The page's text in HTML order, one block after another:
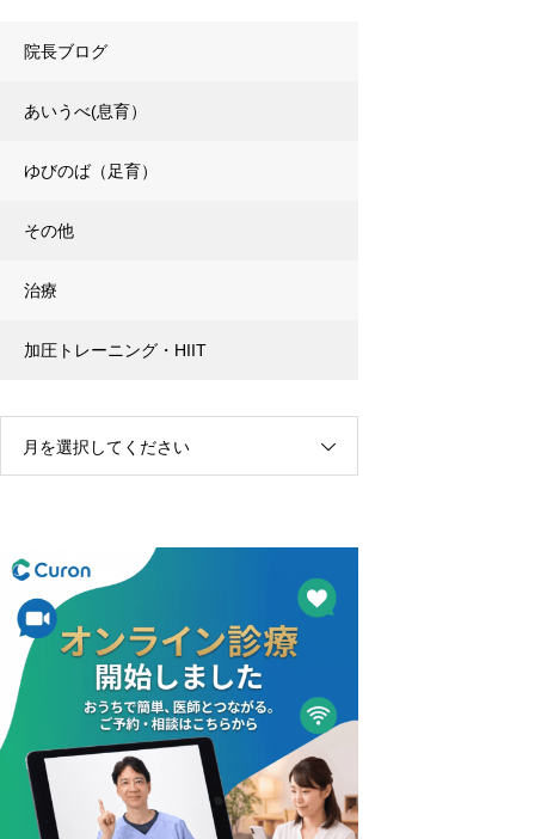
院長ブログ
あいうべ(息育）
ゆびのば（足育）
その他
治療
加圧トレーニング・HIIT
月を選択してください